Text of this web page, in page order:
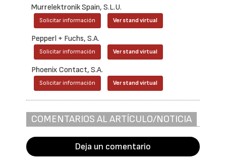
Murrelektronik Spain, S.L.U.
Solicitar información Ver stand virtual
Pepperl + Fuchs, S.A.
Solicitar información Ver stand virtual
Phoenix Contact, S.A.
Solicitar información Ver stand virtual
COMENTARIOS AL ARTÍCULO/NOTICIA
Deja un comentario